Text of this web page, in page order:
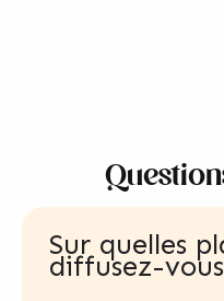
Sur quelles
diffusez-